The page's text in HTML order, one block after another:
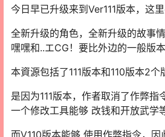
今日早已升级来到Ver111版本，这里
全新升级的角色，全新升级的故事
嘿嘿和..エCG！要比外边的一般版
本資源包括了111版本和110版本2个
是因为111版本，作者取消了作弊指
一个修改工具能够 改钱和开放武学
而V110版本能够 使用作弊指令，